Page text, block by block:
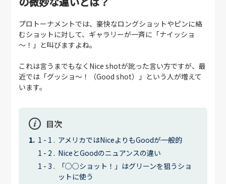
プロトーナメントでは、豪快なロングショットやピンに絡
むショットに対して、ギャラリーが一斉に「ナイッショ
～！」と叫びますよね。
これは言うまでもなくNice shotが訛った言い方ですが、最
近では「グッショ～！（Good shot）」という人が増えて
います。
目次
アメリカではNiceよりもGoodが一般的
NiceとGoodのニュアンスの違い
「○○ショット！」はグリーンを狙うショ
ットに使う